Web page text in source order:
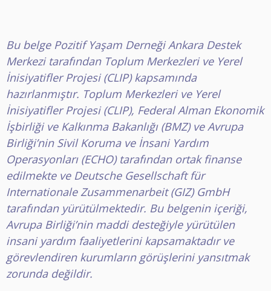
Bu belge Pozitif Yaşam Derneği Ankara Destek
Merkezi tarafından Toplum Merkezleri ve Yerel
İnisiyatifler Projesi (CLIP) kapsamında
hazırlanmıştır. Toplum Merkezleri ve Yerel
İnisiyatifler Projesi (CLIP), Federal Alman Ekonomik
İşbirliği ve Kalkınma Bakanlığı (BMZ) ve Avrupa
Birliği’nin Sivil Koruma ve İnsani Yardım
Operasyonları (ECHO) tarafından ortak finanse
edilmekte ve Deutsche Gesellschaft für
Internationale Zusammenarbeit (GIZ) GmbH
tarafından yürütülmektedir. Bu belgenin içeriği,
Avrupa Birliği’nin maddi desteğiyle yürütülen
insani yardım faaliyetlerini kapsamaktadır ve
görevlendiren kurumların görüşlerini yansıtmak
zorunda değildir.